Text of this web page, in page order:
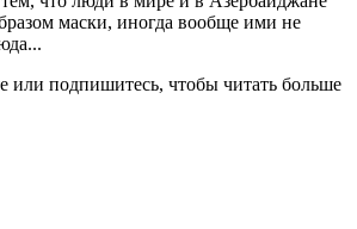
маски, иногда вообще ими не
или подпишитесь, чтобы читать больше